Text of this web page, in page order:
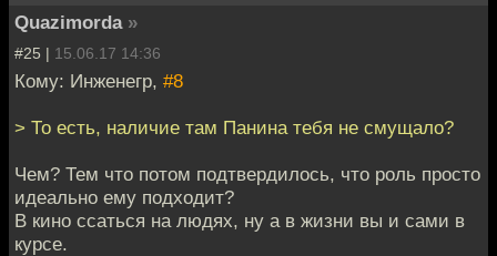
Quazimorda »
#25 | 15.06.17 14:36
Кому: Инженегр, #8
> То есть, наличие там Панина тебя не смущало?
Чем? Тем что потом подтвердилось, что роль просто
идеально ему подходит?
В кино ссаться на людях, ну а в жизни вы и сами в
курсе.